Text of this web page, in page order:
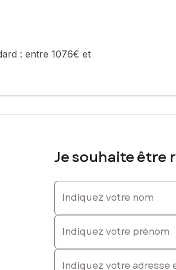
l'habitation).
: caroline.beauvallet@safti.fr - EI - Agent
: entre 1076€ et
Je souhaite être
Indiquez votre nom
Indiquez votre prénom
E-mail